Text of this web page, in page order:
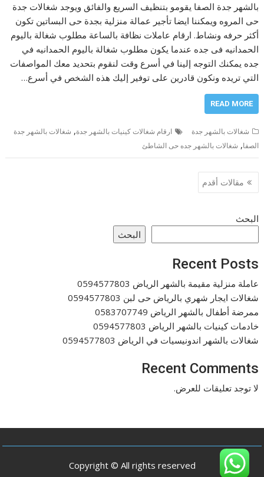
بالشهر جدة الصفا يقومو بتنظيف السريع والفائق ويوجد شغالات جدة
حى المروه ويمكننا ايضا تأجير عمالة منزلية بجدة حى البساتين تكون
أكثر حرفه ونشاط. ارقام عاملات نظافة بالساعة مطلوب شغالة باليوم
الحمدانيه فى جده عندما يكون مطلوب شغالة باليوم الحمدانيه في
جده يمكنك التوجه إلينا في أسرع وقت لنقوم بتحديد معك المواصفات
التي تريده ونكون قادرين على توفير إليك هذه الشخص في أسرع…
READ MORE
شغالات بالشهر جدة ارقام شغالات كينيات بالشهر جدة, شغالات بالشهر جدة
الصفا, شغالات بالشهر جده حى الشاطئ
تصفّح
المقالات
مقالات أقدم
البحث
البحث
Recent Posts
عاملة منزلية مقيمة بالشهر الرياض 0594577803
شغالات ايجار شهري بالرياض حى لبن 0594577803
ممرضة أطفال بالشهر الرياض 0583707749
خادمات كينيات بالشهر الرياض 0594577803
شغالات بالشهر اندونيسيات في الرياض 0594577803
Recent Comments
لا توجد تعليقات للعرض.
Copyright © All rights reserved